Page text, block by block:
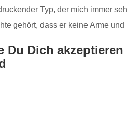
Typ, der mich immer
gehört, dass er keine Arme
Du Dich